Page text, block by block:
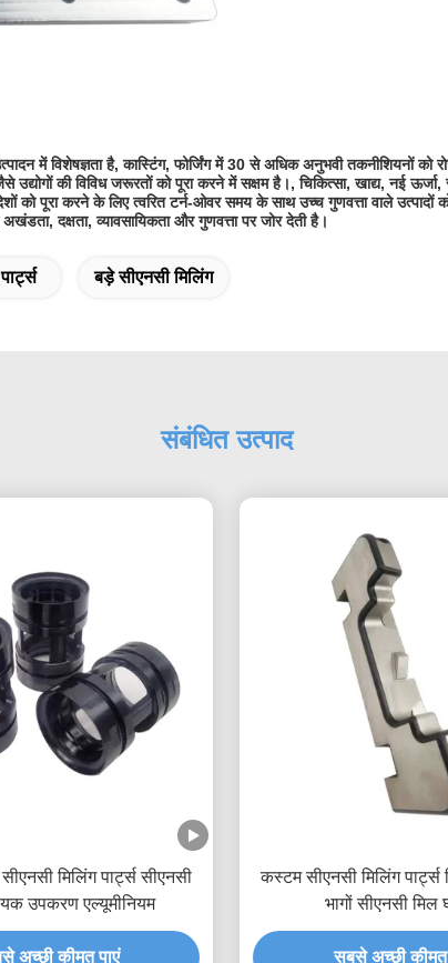
में विशेषज्ञता है, कास्टिंग, फोर्जिंग में 30 से अधिक अनुभवी तकनीशियनों को
की विविध जरूरतों को पूरा करने में सक्षम है।, चिकित्सा, खाद्य, नई
पूरा करने के लिए त्वरित टर्न-ओवर समय के साथ उच्च गुणवत्ता वाले उत्पादों
दक्षता, व्यावसायिकता और गुणवत्ता पर जोर देती है।
बड़े सीएनसी मिलिंग
संबंधित उत्पाद
मिलिंग पार्ट्स सीएनसी
उपकरण एल्यूमीनियम
अच्छी कीमत पाएं
कस्टम सीएनसी मिलिंग पार्ट्स
भागों सीएनसी मिल
सबसे अच्छी कीमत